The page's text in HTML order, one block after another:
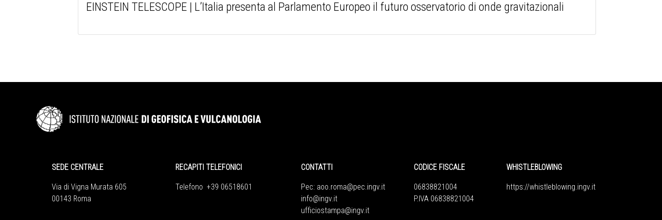
EINSTEIN TELESCOPE | L’Italia presenta al Parlamento Europeo il futuro osservatorio di onde gravitazionali
SEDE CENTRALE
Via di Vigna Murata 605
00143 Roma
RECAPITI TELEFONICI
Telefono +39 06518601
CONTATTI
Pec: aoo.roma@pec.ingv.it
info@ingv.it
ufficiostampa@ingv.it
CODICE FISCALE
06838821004
P.IVA 06838821004
WHISTLEBLOWING
https://whistleblowing.ingv. it